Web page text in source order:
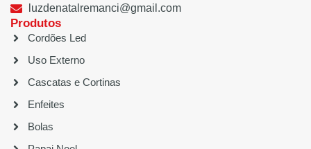
luzdenatalremanci@gmail.com
Produtos
Cordões Led
Uso Externo
Cascatas e Cortinas
Enfeites
Bolas